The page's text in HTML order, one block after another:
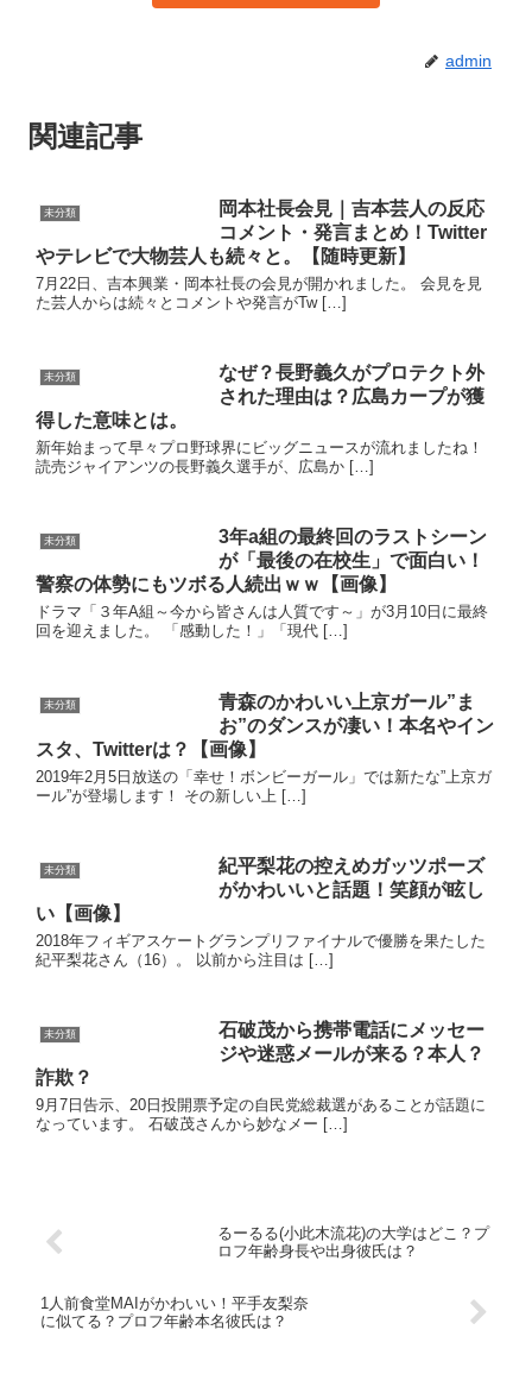
admin
関連記事
未分類
岡本社長会見｜吉本芸人の反応
コメント・発言まとめ！Twitter
やテレビで大物芸人も続々と。【随時更新】
7月22日、吉本興業・岡本社長の会見が開かれました。 会見を見
た芸人からは続々とコメントや発言がTw […]
未分類
なぜ？長野義久がプロテクト外
された理由は？広島カープが獲
得した意味とは。
新年始まって早々プロ野球界にビッグニュースが流れましたね！
読売ジャイアンツの長野義久選手が、広島か […]
未分類
3年a組の最終回のラストシーン
が「最後の在校生」で面白い！
警察の体勢にもツボる人続出ｗｗ【画像】
ドラマ「３年A組～今から皆さんは人質です～」が3月10日に最終
回を迎えました。 「感動した！」「現代 […]
未分類
青森のかわいい上京ガール”ま
お”のダンスが凄い！本名やイン
スタ、Twitterは？【画像】
2019年2月5日放送の「幸せ！ボンビーガール」では新たな”上京ガ
ール”が登場します！ その新しい上 […]
未分類
紀平梨花の控えめガッツポーズ
がかわいいと話題！笑顔が眩し
い【画像】
2018年フィギアスケートグランプリファイナルで優勝を果たした
紀平梨花さん（16）。 以前から注目は […]
未分類
石破茂から携帯電話にメッセー
ジや迷惑メールが来る？本人？
詐欺？
9月7日告示、20日投開票予定の自民党総裁選があることが話題に
なっています。 石破茂さんから妙なメー […]
るーるる(小此木流花)の大学はどこ？プ
ロフ年齢身長や出身彼氏は？
1人前食堂MAIがかわいい！平手友梨奈
に似てる？プロフ年齢本名彼氏は？